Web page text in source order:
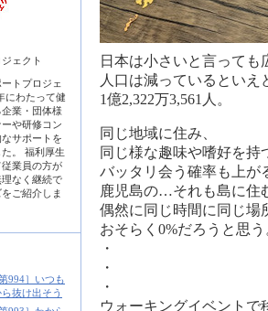
ェクト
トプロジェ
にわたって健
業・団体様
や研修コン
サポートを
。 福利厚生
業員の方が
なく継続で
ご紹介しま
994］いつも
抜け出そう
日本は小さいと言っても
人口は減っているといえ
1億2,322万3,561人。
同じ地域に住み、
同じ様な趣味や嗜好を持
バッタリ会う確率も上が
鹿児島の…それも島に住
偶然に同じ時間に同じ場
おそらく0%だろうと思う
・
・
・
ウォーキングイベントで